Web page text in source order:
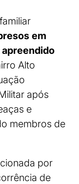
em
Alto
após
e
membros de
por
de